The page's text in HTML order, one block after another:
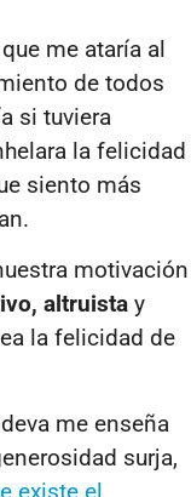
me ataría al
de todos
si tuviera
la felicidad
siento más
motivación
altruista y
la felicidad de
me enseña
surja,
existe el